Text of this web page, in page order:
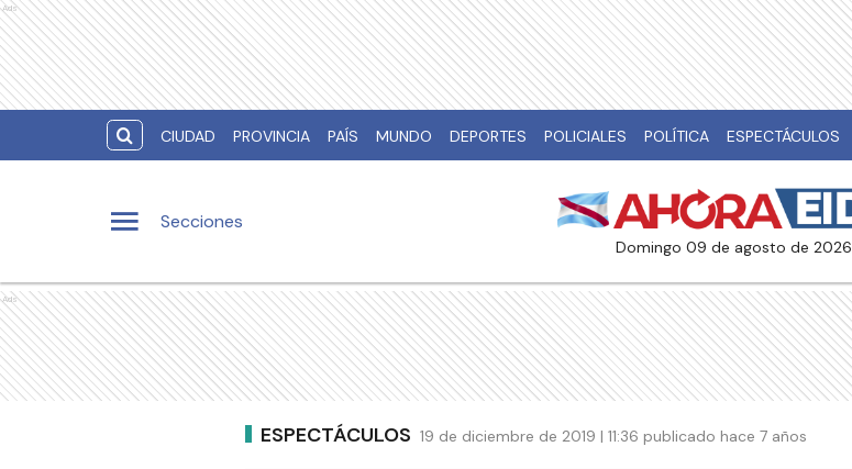
Ads
CIUDAD PROVINCIA PAÍS MUNDO DEPORTES POLICIALES POLÍTICA ESPECTÁCULOS
Secciones
domingo 09 de agosto de 2026
Ads
ESPECTÁCULOS 19 de diciembre de 2019 | 11:36 publicado hace 7 años